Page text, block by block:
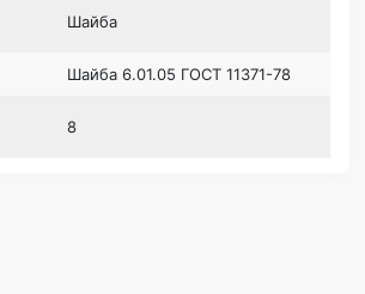
Шайба
Шайба 6.01.05 ГОСТ 11371-78
8